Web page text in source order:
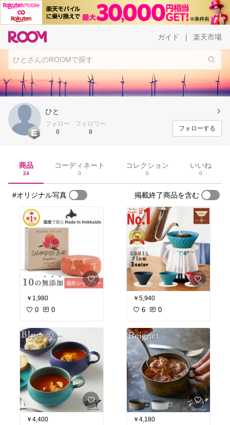
ガイド 楽天市場
ひと
フォロー
0
フォロワー
8
フォローする
商品
24
コーディネート
0
コレクション
0
いいね
0
#オリジナル写真 掲載終了商品を含む
￥1,980
0 0
￥4,400
￥5,940
6 0
￥4,180